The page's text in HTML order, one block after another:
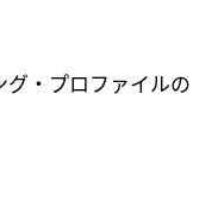
グ・プロファイルの